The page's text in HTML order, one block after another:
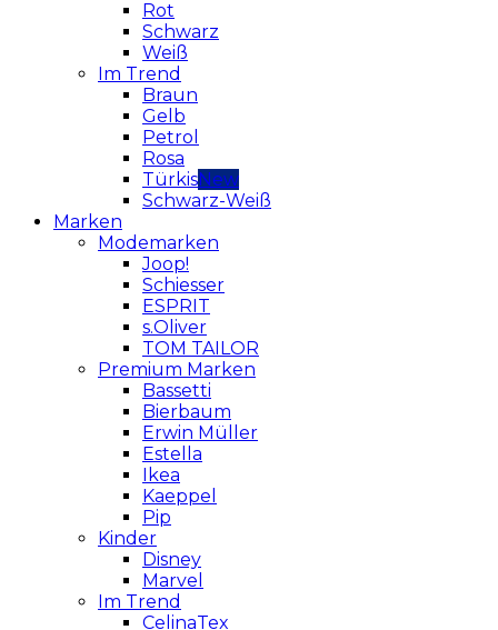
Rot
Schwarz
Weiß
Im Trend
Braun
Gelb
Petrol
Rosa
Türkis
Schwarz-Weiß
Marken
Modemarken
Joop!
Schiesser
ESPRIT
s.Oliver
TOM TAILOR
Premium Marken
Bassetti
Bierbaum
Erwin Müller
Estella
Ikea
Kaeppel
Pip
Kinder
Disney
Marvel
Im Trend
CelinaTex